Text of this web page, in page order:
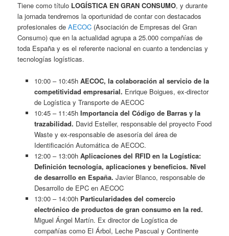
Tiene como título LOGÍSTICA EN GRAN CONSUMO, y durante
la jornada tendremos la oportunidad de contar con destacados
profesionales deAECOC (Asociación de Empresas del Gran
Consumo) que en la actualidad agrupa a 25.000 compañías de
toda España y es el referente nacional en cuanto a tendencias y
tecnologías logísticas.
10:00 – 10:45h AECOC, la colaboración al servicio de la
competitividad empresarial. Enrique Boigues, ex-director
de Logística y Transporte de AECOC
10:45 – 11:45h Importancia del Código de Barras y la
trazabilidad. David Esteller, responsable del proyecto Food
Waste y ex-responsable de asesoría del área de
Identificación Automática de AECOC.
12:00 – 13:00h Aplicaciones del RFID en la Logística:
Definición tecnología, aplicaciones y beneficios. Nivel
de desarrollo en España. Javier Blanco, responsable de
Desarrollo de EPC en AECOC
13:00 – 14:00h Particularidades del comercio
electrónico de productos de gran consumo en la red.
Miguel Ángel Martín. Ex director de Logística de
compañías como El Árbol, Leche Pascual y Continente